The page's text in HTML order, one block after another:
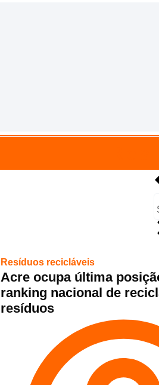
Resíduos recicláveis
Acre ocupa última
ranking nacional de
resíduos